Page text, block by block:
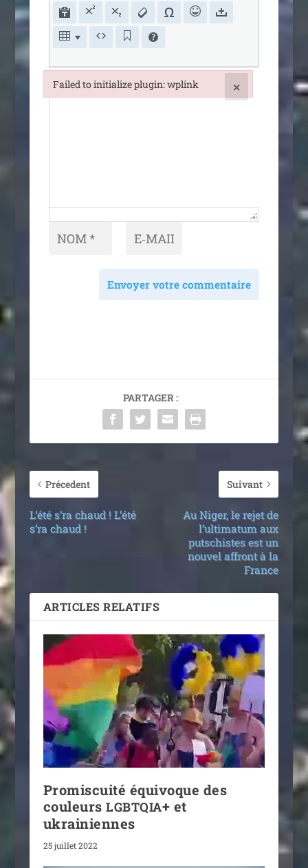
Envoyer votre commentaire
PARTAGER :
Précedent
L’été s’ra chaud ! L’été
s’ra chaud !
Suivant
Au Niger, le rejet de
l’ultimatum aux
putschistes est un
nouvel affront à la
France
ARTICLES RELATIFS
Promiscuité équivoque des
couleursLGBTQIA+ et
ukrainiennes
25 juillet 2022
Failed to initialize plugin: wplink ×
Failed to initialize plugin: wplink